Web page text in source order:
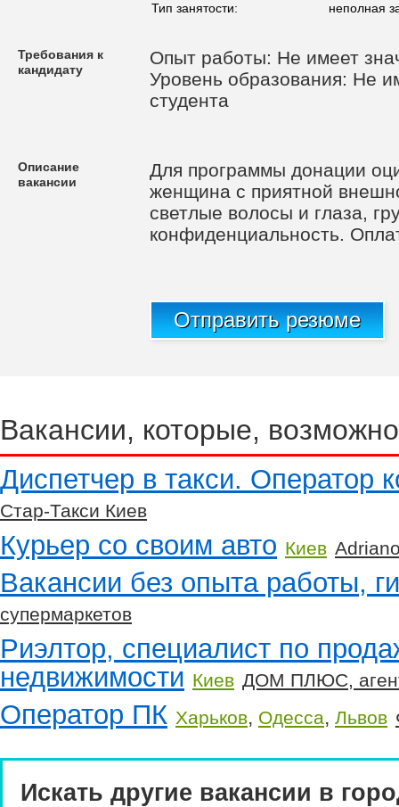
Тип занятости:
неполная
Требования к
кандидату
Опыт работы: Не имеет
Уровень образования: Не
студента
Описание
вакансии
Для программы донации
женщина с приятной
светлые волосы и глаза,
конфиденциальность.
Отправить резюме
Вакансии, которые,
Диспетчер в такси. Оператор
Стар-Такси Киев
Курьер со своим авто Киев
Вакансии без опыта работы,
супермаркетов
Риэлтор, специалист по
недвижимости Киев ДОМ ПЛЮС,
Оператор ПК Харьков, Одесса, Львов
Искать другие вакансии в